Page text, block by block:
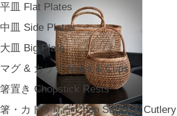
平皿 Flat Plates
中皿 Side Plates
大皿 Big Plate
マグ & カップ Mugs & Cups
箸置き Chopstick Rests
箸・カトラリー Chop Sticks & Cutlery